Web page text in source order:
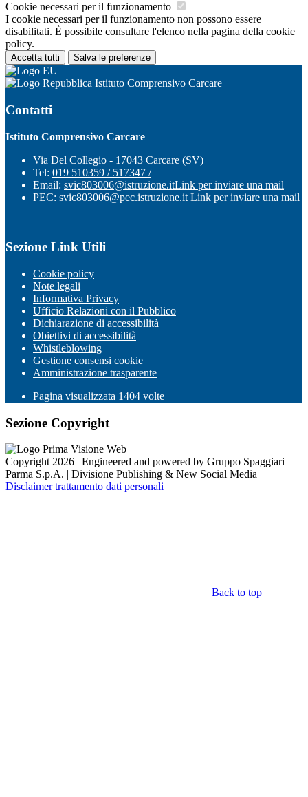
Cookie necessari per il funzionamento
I cookie necessari per il funzionamento non possono essere
disabilitati. È possibile consultare l'elenco nella pagina della cookie
policy.
Accetta tutti Salva le preferenze
Istituto Comprensivo Carcare
Contatti
Istituto Comprensivo Carcare
Via Del Collegio - 17043 Carcare (SV)
Tel: 019 510359 / 517347 /
Email: svic803006@istruzione.itLink per inviare una mail
PEC: svic803006@pec.istruzione.it Link per inviare una mail
Sezione Link Utili
Cookie policy
Note legali
Informativa Privacy
Ufficio Relazioni con il Pubblico
Dichiarazione di accessibilità
Obiettivi di accessibilità
Whistleblowing
Gestione consensi cookie
Amministrazione trasparente
Pagina visualizzata 1404 volte
Sezione Copyright
Copyright 2026 | Engineered and powered by Gruppo Spaggiari
Parma S.p.A. | Divisione Publishing & New Social Media
Disclaimer trattamento dati personali
Back to top